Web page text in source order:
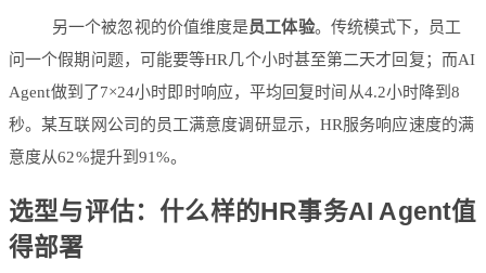
另一个被忽视的价值维度是员工体验。传统模式下，员工
问一个假期问题，可能要等HR几个小时甚至第二天才回复；而AI
Agent做到了7×24小时即时响应，平均回复时间从4.2小时降到8
秒。某互联网公司的员工满意度调研显示，HR服务响应速度的满
意度从62%提升到91%。
选型与评估：什么样的HR事务AI Agent值
得部署